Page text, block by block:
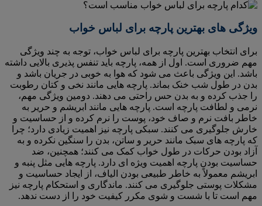
ویژگی های بهترین پارچه برای لباس خواب
برای انتخاب بهترین پارچه برای لباس خواب، توجه به چند ویژگی
مهم ضروری است. اول از همه، پارچه باید تنفس پذیری بالایی داشته
باشد. این ویژگی باعث می شود که هوا به خوبی در جریان باشد و
بدن در طول شب خنک بماند. پارچه هایی مانند نخی و کتان رطوبت
را جذب کرده و به بدن حس راحتی می دهند. دومین ویژگی مهم،
نرمی و لطافت پارچه است. پارچه هایی مانند ابریشم و حریر به
خاطر بافت نرم و صاف خود، پوست را نرم کرده و از حساسیت و
خارش جلوگیری می کنند. سبکی پارچه نیز اهمیت زیادی دارد؛ چرا
که پارچه های سبک مانند حریر و ساتن، بدن را سنگین نکرده و به
آزاد بودن حرکات در طول خواب کمک می کنند؛ همچنین، ضد
حساسیت بودن پارچه اهمیت ویژه ای دارد. پارچه هایی مثل پنبه و
ابریشم معمولاً به خاطر طبیعی بودن الیاف، از ایجاد حساسیت و
مشکلات پوستی جلوگیری می کنند. ماندگاری و استحکام پارچه نیز
مهم است تا با شست و شوی مکرر کیفیت خود را از دست ندهد.